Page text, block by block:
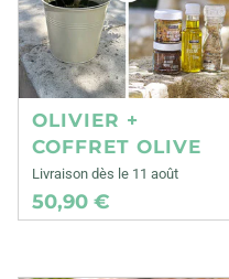
OLIVIER +
COFFRET OLIVE
Livraison dès le 11 août
50,90 €